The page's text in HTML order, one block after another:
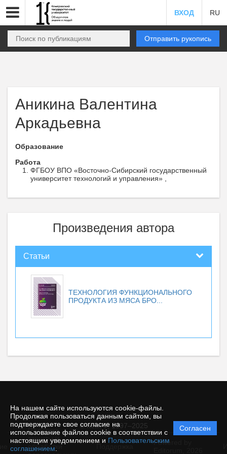
На нашем сайте используются cookie-файлы.
Продолжая пользоваться данным сайтом, вы
подтверждаете свое согласие на
использование файлов cookie в соответствии с
настоящим уведомлением и Пользовательским
соглашением
Согласен
ВХОД RU
Отправить рукопись
Аникина Валентина
Аркадьевна
Образование
Работа
ФГБОУ ВПО «Восточно-Сибирский государственный
университет технологий и управления» ,
Произведения автора
Статьи
ТЕХНОЛОГИЯ ФУНКЦИОНАЛЬНОГО
ПРОДУКТА ИЗ МЯСА БРО...
© КемГУ, 1997–2025
Политика
защиты и
обработки
Powered by